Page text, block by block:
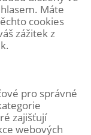
Máte
cookies
zážitek z
pro správné
zajišťují
webových